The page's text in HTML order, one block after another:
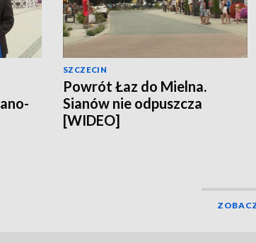
SZCZECIN
Powrót Łaz do Mielna.
Sianów nie odpuszcza
[WIDEO]